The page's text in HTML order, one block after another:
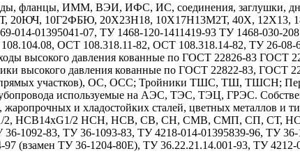
фланцы, ИММ, ВЭИ, ИФС, ИС, соединения, заглушки,
20ЮЧ, 10Г2ФБЮ, 20Х23Н18, 10Х17Н13М2Т, 40Х,
01395041-07, ТУ 1468-120-1411419-93 ТУ 1468-030-
ОСТ 108.318.11-82, ОСТ 108.318.14-82, ТУ 26-
высокого давления кованные по ГОСТ 22826-83 ГОСТ
высокого давления кованные по ГОСТ 22822-83,
прямых участков), ОС, ОСС; Тройники ТШС, ТШ, ТШСН;
используемые на АЭС, ТЭС, ТЭЦ, ГРЭС.
жаропрочных и хладостойких сталей, цветных
2 НСН, НСВ, СВ, СН, СМВ, СМП, СП, СТ, НСТ,
1092-83, ТУ 36-1093-83, ТУ 4218-014-01395839-96, ТУ 36-
(взамен ТУ 36-1204-80Е), ТУ 36.22.21.14.001-93, ТУ 4212-